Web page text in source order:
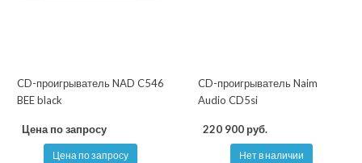
CD-проигрыватель NAD C546
BEE black
Цена по запросу
Цена по запросу
CD-проигрыватель Naim
Audio CD5si
220 900 руб.
Нет в наличии